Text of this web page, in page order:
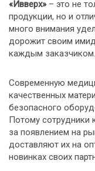
«Ивверх»– это не
продукции, но и
много внимания
дорожит своим
каждым заказчиком.
Современную
качественных
безопасного
Потому сотрудники
за появлением на
доставляют их на
новинках своих